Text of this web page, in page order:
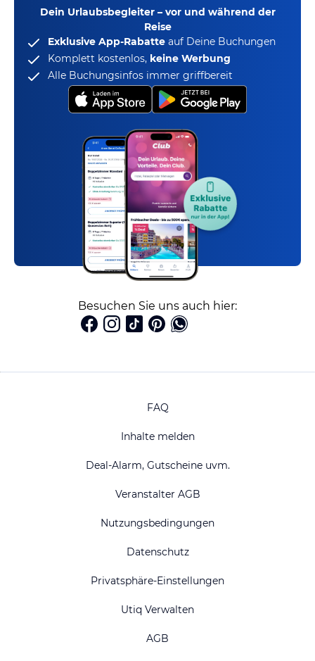
Dein Urlaubsbegleiter – vor und während der
Reise
Exklusive App-Rabatte auf Deine Buchungen
Komplett kostenlos, keine Werbung
Alle Buchungsinfos immer griffbereit
Besuchen Sie uns auch hier:
FAQ
Inhalte melden
Deal-Alarm, Gutscheine uvm.
Veranstalter AGB
Nutzungsbedingungen
Datenschutz
Privatsphäre-Einstellungen
Utiq Verwalten
AGB